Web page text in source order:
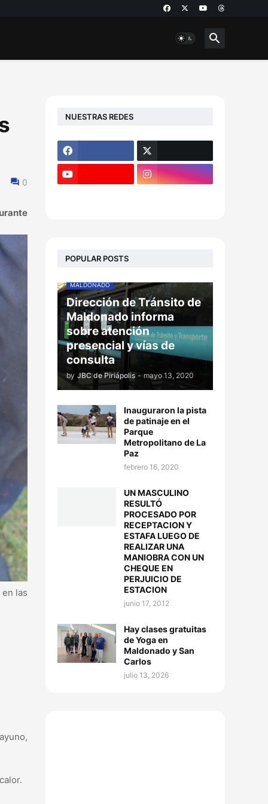
0
las
NUESTRAS REDES
POPULAR POSTS
MALDONADO
Dirección de Tránsito de
Maldonado informa
sobre atención
presencial y vías de
consulta
by JBC de Piriápolis - mayo 13, 2020
Inauguraron la pista
de patinaje en el
Parque
Metropolitano de La
Paz
febrero 16, 2020
UN MASCULINO
RESULTÓ
PROCESADO POR
RECEPTACION Y
ESTAFA LUEGO DE
REALIZAR UNA
MANIOBRA CON UN
CHEQUE EN
PERJUICIO DE
ESTACION
junio 17, 2012
Hay clases gratuitas
de Yoga en
Maldonado y San
Carlos
julio 13, 2026